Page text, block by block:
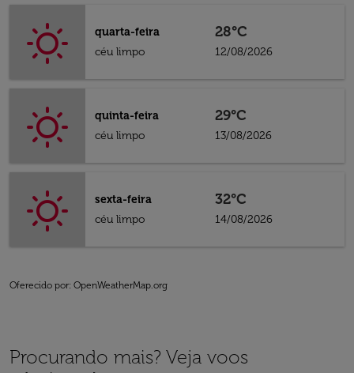
quarta-feira
céu limpo
28°C
12/08/2026
quinta-feira
céu limpo
29°C
13/08/2026
sexta-feira
céu limpo
32°C
14/08/2026
Oferecido por: OpenWeatherMap.org
Procurando mais? Veja voos